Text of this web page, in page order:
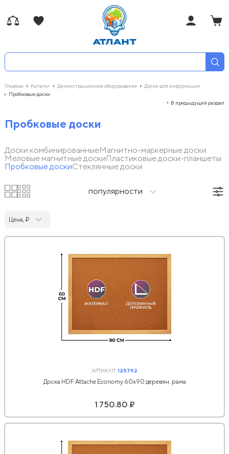
Главная Каталог Демонстрационное оборудование
Доски для информации
Пробковые доски
В предыдущий раздел
Пробковые доски
Доски комбинированныеМагнитно-маркерные доски
Меловые магнитные доскиПластиковые доски-планшеты
Пробковые доскиСтеклянные доски
популярности
Цена, ₽
АРТИКУЛ:125792
Доска HDF Attache Economy 60х90 деревян. рама
1 750.80 ₽